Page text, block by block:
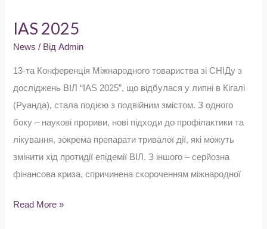
IAS 2025
News / ВідAdmin
13-та Конференція Міжнародного товариства зі СНІДу з
досліджень ВІЛ “IAS 2025”, що відбулася у липні в Кігалі
(Руанда), стала подією з подвійним змістом. З одного
боку – наукові прориви, нові підходи до профілактики та
лікування, зокрема препарати тривалої дії, які можуть
змінити хід протидії епідемії ВІЛ. З іншого – серйозна
фінансова криза, спричинена скороченням міжнародної
Read More »